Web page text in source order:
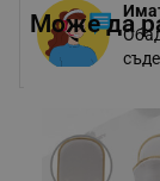
Може да